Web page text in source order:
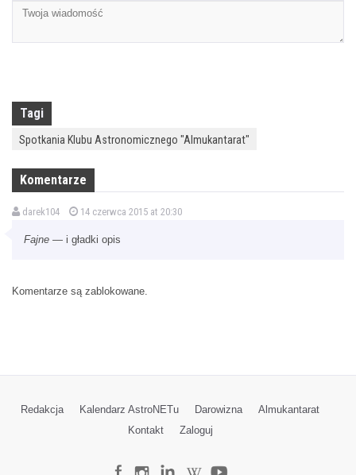
Tagi
Spotkania Klubu Astronomicznego "Almukantarat"
Komentarze
darek104 14 czerwca 2015 at 20:30
Fajne — i gładki opis
Komentarze są zablokowane.
Redakcja Kalendarz AstroNETu Darowizna
Almukantarat
Kontakt
Zaloguj